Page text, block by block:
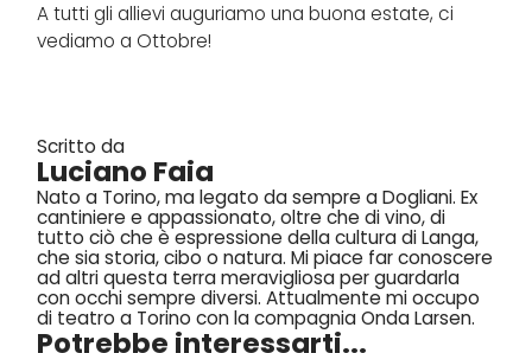
A tutti gli allievi auguriamo una buona estate, ci
vediamo a Ottobre!
Scritto da
Luciano Faia
Nato a Torino, ma legato da sempre a Dogliani. Ex
cantiniere e appassionato, oltre che di vino, di
tutto ciò che è espressione della cultura di Langa,
che sia storia, cibo o natura. Mi piace far conoscere
ad altri questa terra meravigliosa per guardarla
con occhi sempre diversi. Attualmente mi occupo
di teatro a Torino con la compagnia Onda Larsen.
Potrebbe interessarti...